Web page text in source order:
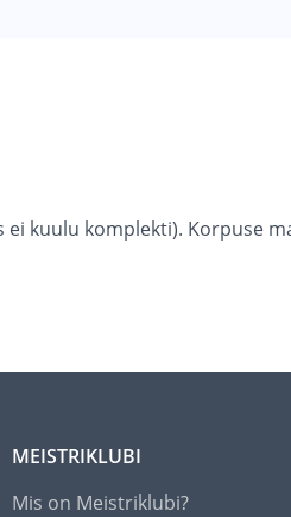
kuulu komplekti). Korpuse
MEISTRIKLUBI
Mis on Meistriklubi?